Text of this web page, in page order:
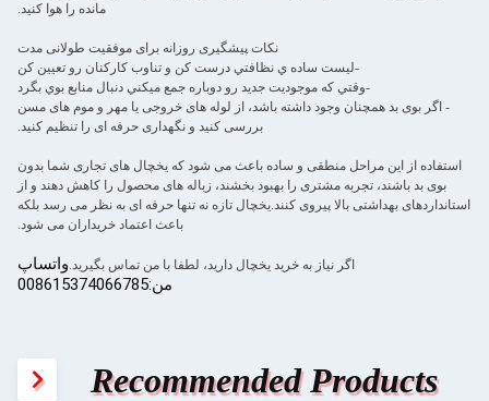
مانده را هوا کنید.
نکات پیشگیری روزانه برای موفقیت طولانی مدت
-ليست ساده ي نظافتي درست کن و تناوب کارکنان رو تعيين کن
-وقتي که موجوديت جديد رو دوباره جمع ميکني دنبال منابع بوي بگرد
- اگر بوی بد همچنان وجود داشته باشد، از لوله های خروجی یا مهر و موم های مسن
بررسی کنید و نگهداری حرفه ای را تنظیم کنید.
استفاده از این مراحل منطقی و ساده باعث می شود که یخچال های تجاری شما بدون
بوی بد باشند، تجربه مشتری را بهبود بخشند، زباله های محصول را کاهش دهند و از
استانداردهای بهداشتی بالا پیروی کنند.یخچال تازه نه تنها حرفه ای به نظر می رسد بلکه
باعث اعتماد خریداران می شود.
اگر نیاز به خرید یخچال دارید، لطفا با من تماس بگیرید.واتساپ
من:008615374066785
Recommended Products